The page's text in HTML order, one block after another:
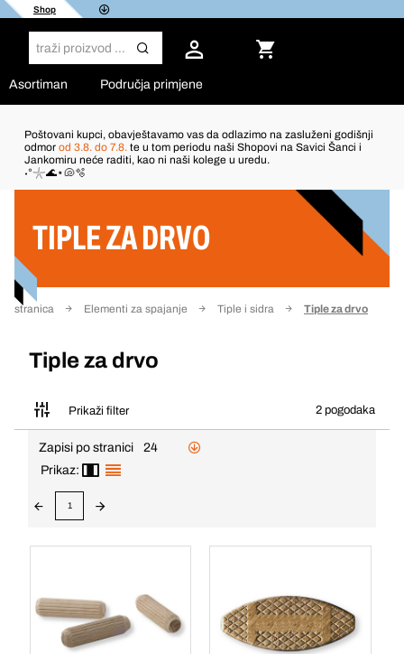
Shop
Asortiman Područja primjene
Poštovani kupci, obavještavamo vas da odlazimo na zasluženi godišnji
odmor od 3.8. do 7.8. te u tom periodu naši Shopovi na Savici Šanci i
Jankomiru neće raditi, kao ni naši kolege u uredu.
˖°𓇼🌊⋆🐚🫧
TIPLE ZA DRVO
stranica Elementi za spajanje Tiple i sidra Tiple za drvo
Tiple za drvo
Prikaži filter 2 pogodaka
Filter
Zapisi po stranici
24
Prikaz:
1